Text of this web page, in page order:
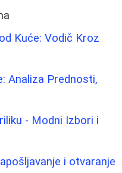
Kuće: Vodič Kroz
Analiza Prednosti,
- Modni Izbori i
i otvaranje